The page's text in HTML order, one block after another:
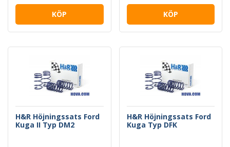
KÖP KÖP
H&R Höjningssats Ford
Kuga II Typ DM2
H&R Höjningssats Ford
Kuga Typ DFK